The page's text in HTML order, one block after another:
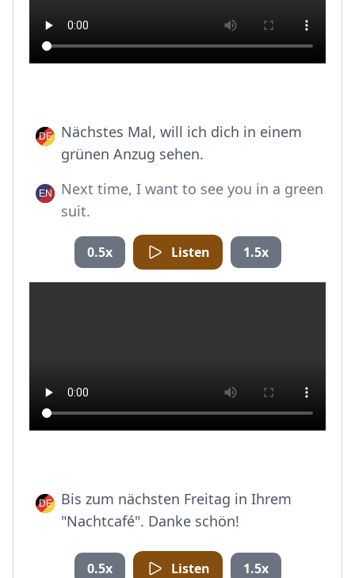
Nächstes Mal, will ich dich in einem
grünen Anzug sehen.
Next time, I want to see you in a green
suit.
0.5x Listen 1.5x
Bis zum nächsten Freitag in Ihrem
"Nachtcafé". Danke schön!
0.5x Listen 1.5x